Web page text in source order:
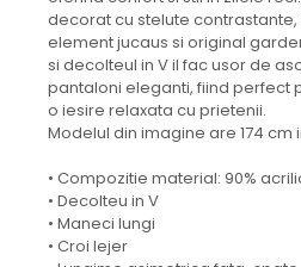
decorat cu stelute
element jucaus si original
si decolteul in V il fac usor de
pantaloni eleganti, fiind perfect
o iesire relaxata cu prietenii.
Modelul din imagine are 174 cm
• Compozitie material: 90%
• Decolteu in V
• Maneci lungi
• Croi lejer